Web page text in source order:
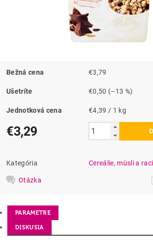
Bežná cena €3,79
Ušetríte €0,50 (–13 %)
Jednotková cena €4,39 / 1 kg
€3,29
Kategória Cereálie, müsli a
Otázka
PARAMETRE
DISKUSIA